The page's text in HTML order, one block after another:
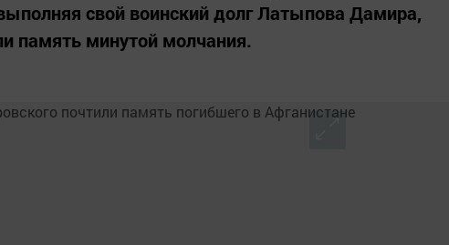
свой воинский долг Латыпова Дамира,
память минутой молчания.